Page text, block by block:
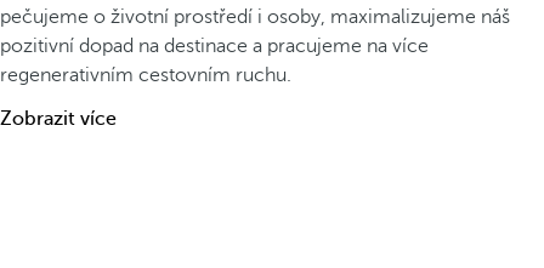
pečujeme o životní prostředí i osoby, maximalizujeme náš
pozitivní dopad na destinace a pracujeme na více
regenerativním cestovním ruchu.
Zobrazit více